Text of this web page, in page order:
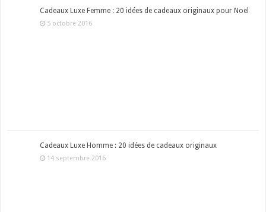
Cadeaux Luxe Femme : 20 idées de cadeaux originaux pour Noël
5 octobre 2016
Cadeaux Luxe Homme : 20 idées de cadeaux originaux
14 septembre 2016